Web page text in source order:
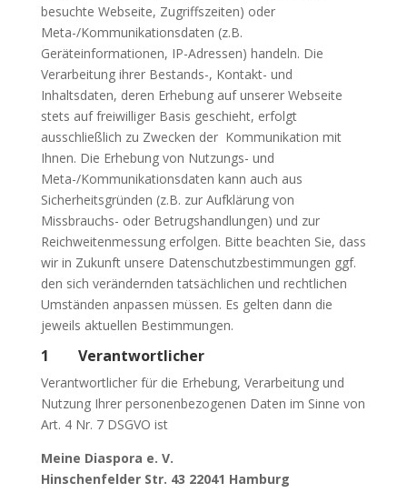
besuchte Webseite, Zugriffszeiten) oder
Meta-/Kommunikationsdaten (z.B.
Geräteinformationen, IP-Adressen) handeln. Die
Verarbeitung ihrer Bestands-, Kontakt- und
Inhaltsdaten, deren Erhebung auf unserer Webseite
stets auf freiwilliger Basis geschieht, erfolgt
ausschließlich zu Zwecken der Kommunikation mit
Ihnen. Die Erhebung von Nutzungs- und
Meta-/Kommunikationsdaten kann auch aus
Sicherheitsgründen (z.B. zur Aufklärung von
Missbrauchs- oder Betrugshandlungen) und zur
Reichweitenmessung erfolgen. Bitte beachten Sie, dass
wir in Zukunft unsere Datenschutzbestimmungen ggf.
den sich verändernden tatsächlichen und rechtlichen
Umständen anpassen müssen. Es gelten dann die
jeweils aktuellen Bestimmungen.
1 Verantwortlicher
Verantwortlicher für die Erhebung, Verarbeitung und
Nutzung Ihrer personenbezogenen Daten im Sinne von
Art. 4 Nr. 7 DSGVO ist
Meine Diaspora e. V.
Hinschenfelder Str. 43 22041 Hamburg